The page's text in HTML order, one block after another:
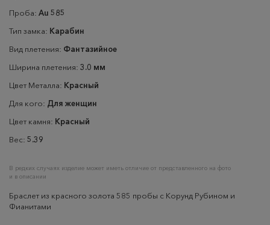
Проба: Au 585
Тип замка: Карабин
Вид плетения: Фантазийное
Ширина плетения: 3.0 мм
Цвет Металла: Красный
Для кого: Для женщин
Цвет камня: Красный
Вес: 5.39
В редких случаях изделие может иметь отличие от представленного на фото
и в описании
Браслет из красного золота 585 пробы с Корунд Рубином и
Фианитами